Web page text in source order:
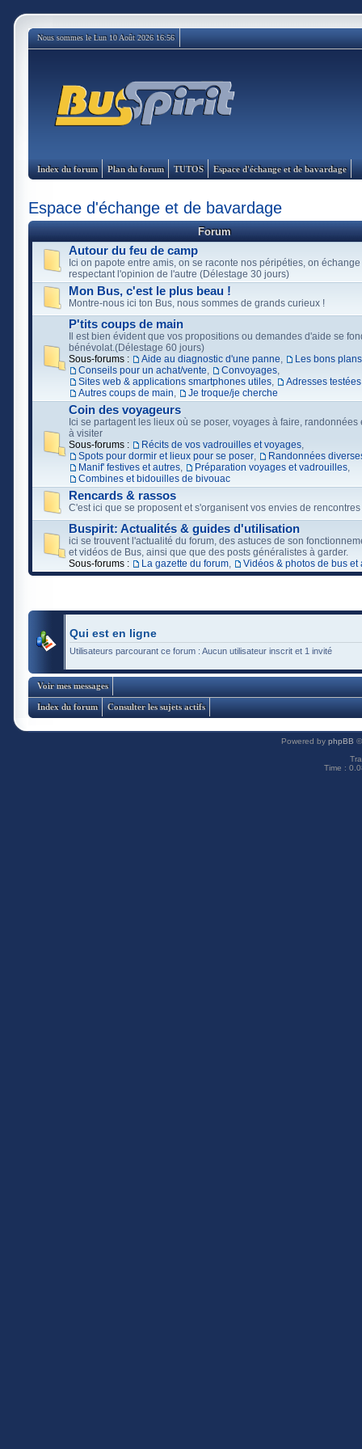
Nous sommes le Lun 10 Août 2026 16:56
Index du forum Plan du forum TUTOS Espace d'échange et de bavardage
Espace d'échange et de bavardage
Forum
Autour du feu de camp
Ici on papote entre amis, on se raconte nos péripéties, on
respectant l'opinion de l'autre (Délestage 30 jours)
Mon Bus, c'est le plus beau !
Montre-nous ici ton Bus, nous sommes de grands curieux !
P'tits coups de main
Il est bien évident que vos propositions ou demandes d'aide se
bénévolat.(Délestage 60 jours)
Sous-forums :
Aide au diagnostic d'une panne,
Les bons
Conseils pour un achat/vente, Convoyages,
Sites web & applications smartphones utiles, Adresses testées
Autres coups de main, Je troque/je cherche
Coin des voyageurs
Ici se partagent les lieux où se poser, voyages à faire, randonnées
à visiter
Sous-forums :
Récits de vos vadrouilles et voyages,
Spots pour dormir et lieux pour se poser,
Randonnées
Manif' festives et autres, Préparation voyages et vadrouilles,
Combines et bidouilles de bivouac
Rencards & rassos
C'est ici que se proposent et s'organisent vos envies de rencontres
Buspirit: Actualités & guides d'utilisation
ici se trouvent l'actualité du forum, des astuces de son
et vidéos de Bus, ainsi que que des posts généralistes à garder.
Sous-forums :
La gazette du forum, Vidéos & photos de bus et
Qui est en ligne
Utilisateurs parcourant ce forum : Aucun utilisateur inscrit et 1 invité
Voir mes messages
Index du forum Consulter les sujets actifs
Powered by phpBB
Time :